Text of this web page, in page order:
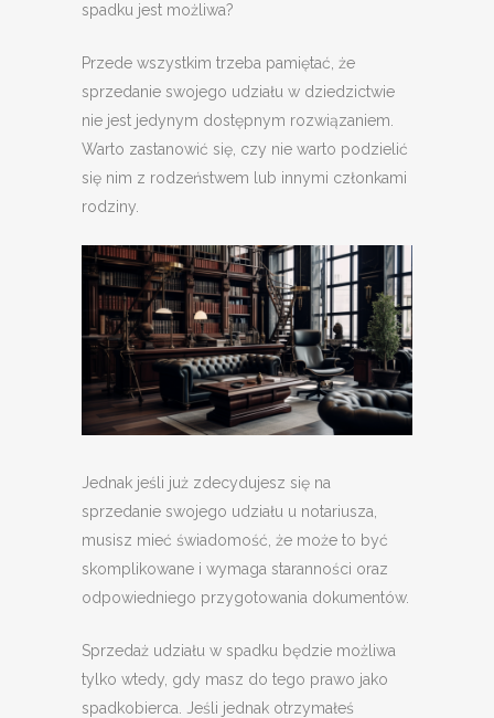
spadku jest możliwa?
Przede wszystkim trzeba pamiętać, że
sprzedanie swojego udziału w dziedzictwie
nie jest jedynym dostępnym rozwiązaniem.
Warto zastanowić się, czy nie warto podzielić
się nim z rodzeństwem lub innymi członkami
rodziny.
Jednak jeśli już zdecydujesz się na
sprzedanie swojego udziału u notariusza,
musisz mieć świadomość, że może to być
skomplikowane i wymaga staranności oraz
odpowiedniego przygotowania dokumentów.
Sprzedaż udziału w spadku będzie możliwa
tylko wtedy, gdy masz do tego prawo jako
spadkobierca. Jeśli jednak otrzymałeś